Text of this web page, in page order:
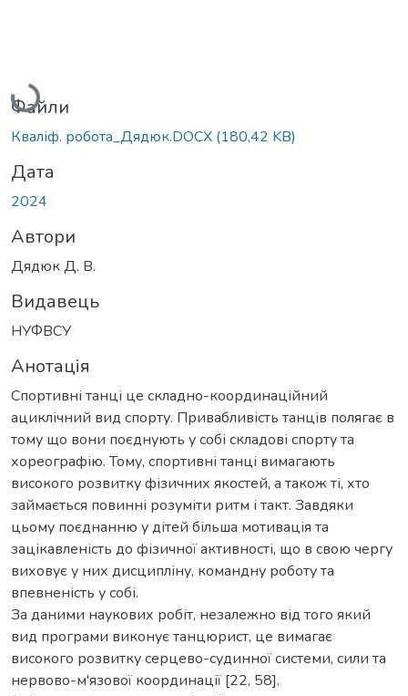
Вантажиться...
Файли
Кваліф. робота_Дядюк.DOCX (180,42 KB)
Дата
2024
Автори
Дядюк Д. В.
Видавець
НУФВСУ
Анотація
Спортивні танці це складно-координаційний
ациклічний вид спорту. Привабливість танців полягає в
тому що вони поєднують у собі складові спорту та
хореографію. Тому, спортивні танці вимагають
високого розвитку фізичних якостей, а також ті, хто
займається повинні розуміти ритм і такт. Завдяки
цьому поєднанню у дітей більша мотивація та
зацікавленість до фізичної активності, що в свою чергу
виховує у них дисципліну, командну роботу та
впевненість у собі.
За даними наукових робіт, незалежно від того який
вид програми виконує танцюрист, це вимагає
високого розвитку серцево-судинної системи, сили та
нервово-м'язової координації [22, 58].